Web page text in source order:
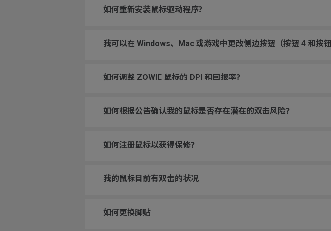
如何重新安装鼠标驱动程序？
我可以在 Windows、Mac 或游戏中更改侧边按钮（按钮 4 和按钮
如何调整 ZOWIE 鼠标的 DPI 和回报率？
如何根据公告确认我的鼠标是否存在潜在的双击风险？
如何注册鼠标以获得保修？
我的鼠标目前有双击的状况
如何更换脚贴